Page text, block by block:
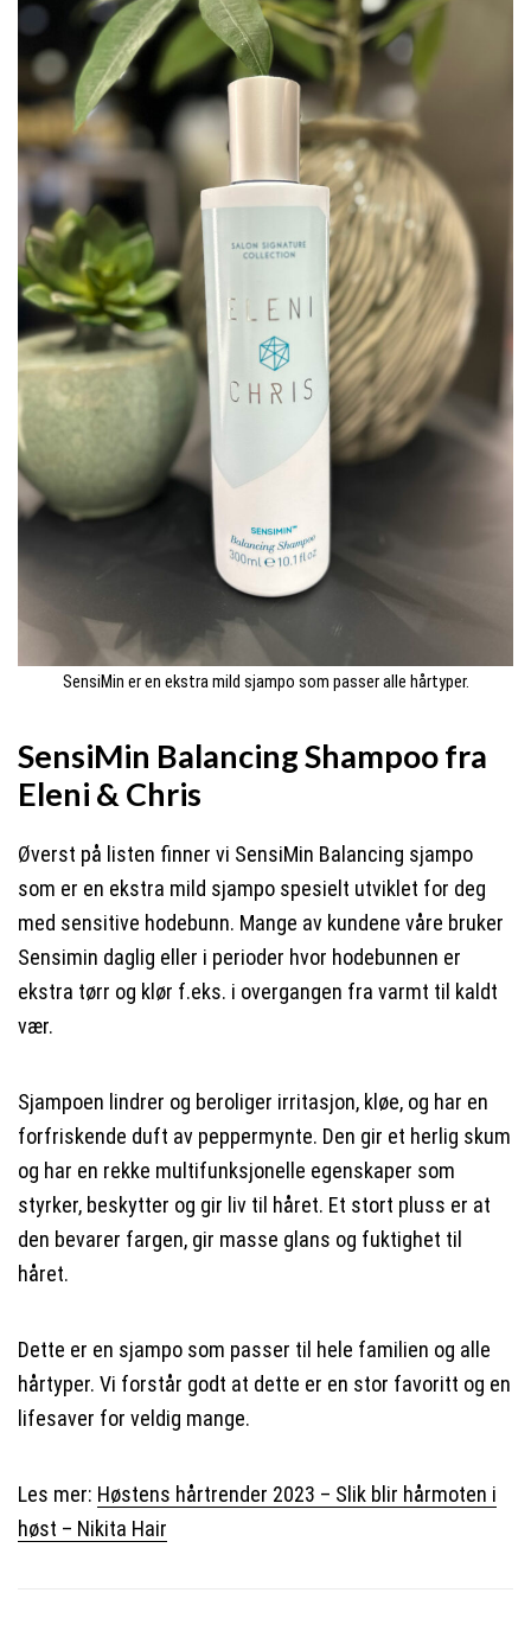
SensiMin er en ekstra mild sjampo som passer alle hårtyper.
SensiMin Balancing Shampoo fra
Eleni & Chris
Øverst på listen finner vi SensiMin Balancing sjampo
som er en ekstra mild sjampo spesielt utviklet for deg
med sensitive hodebunn. Mange av kundene våre bruker
Sensimin daglig eller i perioder hvor hodebunnen er
ekstra tørr og klør f.eks. i overgangen fra varmt til kaldt
vær.
Sjampoen lindrer og beroliger irritasjon, kløe, og har en
forfriskende duft av peppermynte. Den gir et herlig skum
og har en rekke multifunksjonelle egenskaper som
styrker, beskytter og gir liv til håret. Et stort pluss er at
den bevarer fargen, gir masse glans og fuktighet til
håret.
Dette er en sjampo som passer til hele familien og alle
hårtyper. Vi forstår godt at dette er en stor favoritt og en
lifesaver for veldig mange.
Les mer: Høstens hårtrender 2023 – Slik blir hårmoten i
høst – Nikita Hair